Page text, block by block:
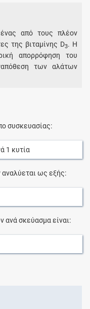
από τους πλέον
της βιταμίνης D3. Η
απορρόφηση του
των αλάτων
συσκευασίας:
1 κυτία
ως εξής:
ανά σκεύασμα είναι: